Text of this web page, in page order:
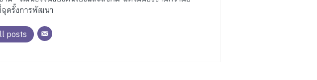
ดรั้งการพัฒนา
posts